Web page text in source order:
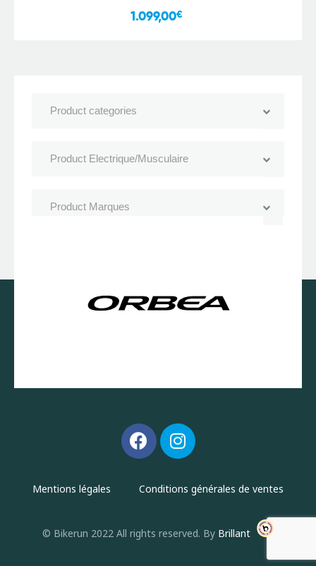
1.099,00€
Mentions légales Conditions générales de ventes
© Bikerun 2022 All rights reserved. By Brillant